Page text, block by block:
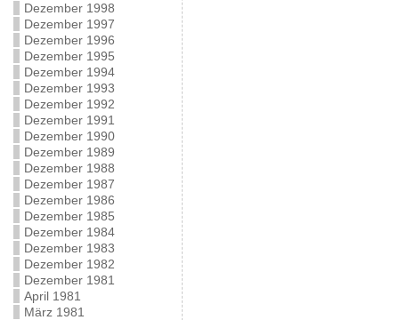
Dezember 1998
Dezember 1997
Dezember 1996
Dezember 1995
Dezember 1994
Dezember 1993
Dezember 1992
Dezember 1991
Dezember 1990
Dezember 1989
Dezember 1988
Dezember 1987
Dezember 1986
Dezember 1985
Dezember 1984
Dezember 1983
Dezember 1982
Dezember 1981
April 1981
März 1981